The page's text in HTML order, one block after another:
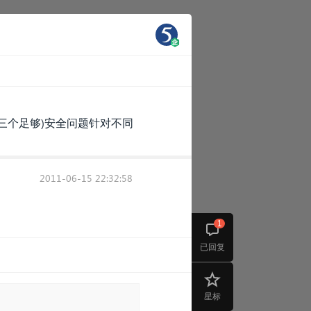
已回复
1
星标
个足够)安全问题针对不同
2011-06-15 22:32:58